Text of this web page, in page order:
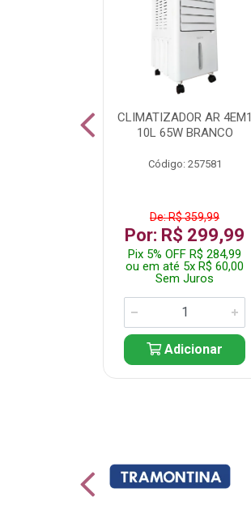
CLIMATIZADOR AR 4EM1
10L 65W BRANCO
Código: 257581
De: R$ 359,99
Por: R$ 299,99
Pix 5% OFF R$ 284,99
ou em até 5x R$ 60,00
Sem Juros
Adicionar